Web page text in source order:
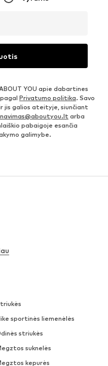
YOU apie dabartines
Privatumo politika. Savo
jis galios ateityje, siunčiant
arba
pabaigoje esančia
galimybe.
sportinės liemenėlės
striukės
suknelės
kepurės